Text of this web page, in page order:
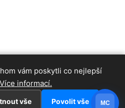
vám poskytli co nejlepší
Více informací.
vše Povolit vše MC